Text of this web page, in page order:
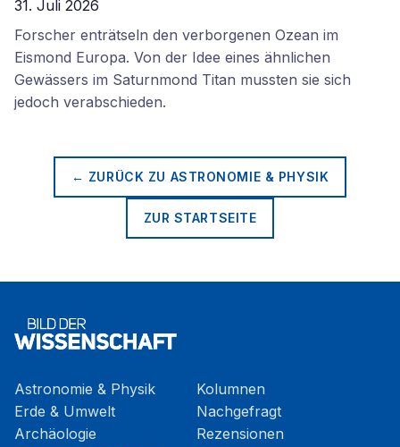
31. Juli 2026
Forscher enträtseln den verborgenen Ozean im
Eismond Europa. Von der Idee eines ähnlichen
Gewässers im Saturnmond Titan mussten sie sich
jedoch verabschieden.
← ZURÜCK ZU ASTRONOMIE & PHYSIK
ZUR STARTSEITE
Astronomie & Physik
Erde & Umwelt
Archäologie
Kolumnen
Nachgefragt
Rezensionen